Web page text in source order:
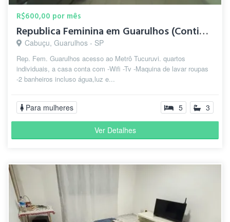
R$600,00 por mês
Republica Feminina em Guarulhos (Continental l)
Cabuçu, Guarulhos - SP
Rep. Fem. Guarulhos acesso ao Metrô Tucuruvi. quartos
individuais, a casa conta com -Wifi -Tv -Maquina de lavar roupas
-2 banheiros incluso água,luz e...
Para mulheres 5 3
Ver Detalhes